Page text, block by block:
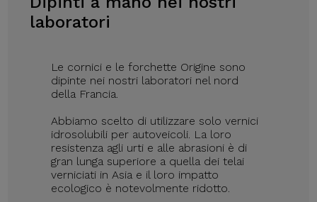
laboratori
Le cornici e le forchette Origine sono
dipinte nei nostri laboratori nel nord
della Francia.
Abbiamo scelto di utilizzare solo vernici
idrosolubili per autoveicoli. La loro
resistenza agli urti e alle abrasioni è di
gran lunga superiore a quella dei telai
verniciati in Asia e il loro impatto
ecologico è notevolmente ridotto.